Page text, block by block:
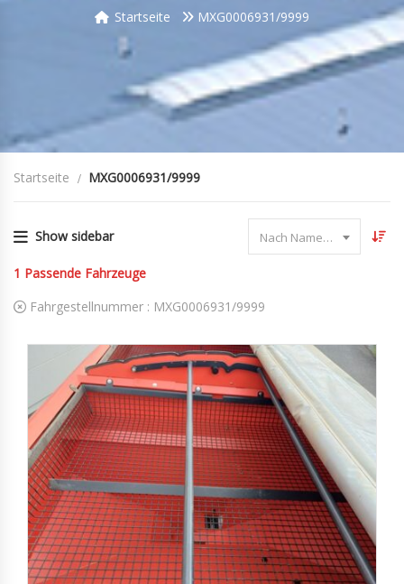
Startseite MXG0006931/9999
Startseite MXG0006931/9999
Show sidebar Nach Name sortieren
1 Passende Fahrzeuge
Fahrgestellnummer : MXG0006931/9999